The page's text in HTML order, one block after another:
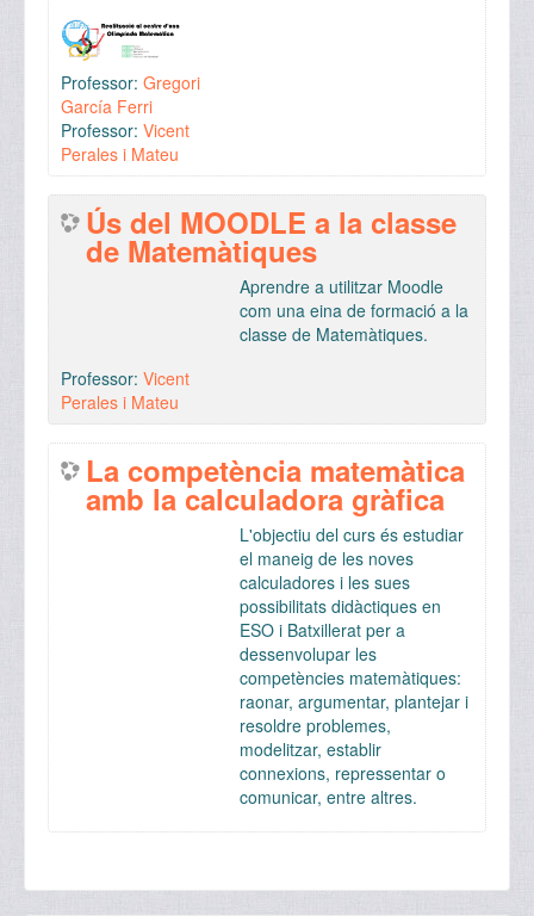
Professor: Gregori
García Ferri
Professor: Vicent
Perales i Mateu
Ús del MOODLE a la classe
de Matemàtiques
Aprendre a utilitzar Moodle
com una eina de formació a la
classe de Matemàtiques.
Professor: Vicent
Perales i Mateu
La competència matemàtica
amb la calculadora gràfica
L'objectiu del curs és estudiar
el maneig de les noves
calculadores i les sues
possibilitats didàctiques en
ESO i Batxillerat per a
dessenvolupar les
competències matemàtiques:
raonar, argumentar, plantejar i
resoldre problemes,
modelitzar, establir
connexions, repressentar o
comunicar, entre altres.